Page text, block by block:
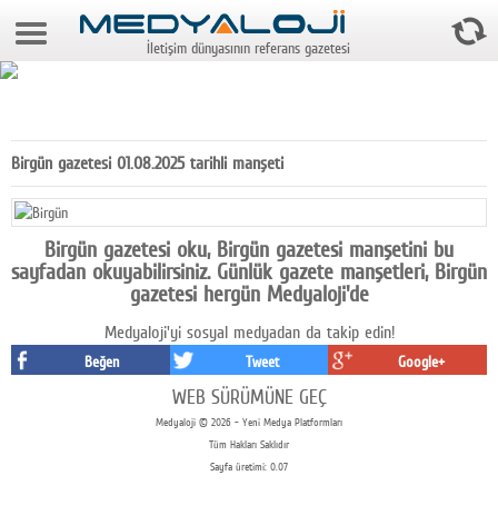
6 Ağustos 2026 16:08:23
Gazeteler
Medya
Reyting-tiraj
Teknoloji
İletişim dünyasının referans gazetesi
Birgün gazetesi 01.08.2025 tarihli manşeti
Birgün gazetesi oku, Birgün gazetesi manşetini bu
sayfadan okuyabilirsiniz. Günlük gazete manşetleri, Birgün
gazetesi hergün Medyaloji'de
Medyaloji'yi sosyal medyadan da takip edin!
Beğen Tweet Google+
WEB SÜRÜMÜNE GEÇ
Medyaloji © 2026 - Yeni Medya Platformları
Tüm Hakları Saklıdır
Sayfa üretimi: 0.07